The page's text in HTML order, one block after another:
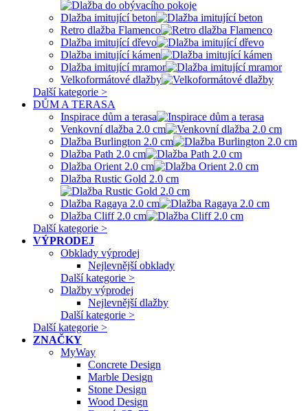
Dlažba imitující beton
Retro dlažba Flamenco
Dlažba imitující dřevo
Dlažba imitující kámen
Dlažba imitující mramor
Velkoformátové dlažby
Další kategorie >
DŮM A TERASA
Inspirace dům a terasa
Venkovní dlažba 2.0 cm
Dlažba Burlington 2.0 cm
Dlažba Path 2.0 cm
Dlažba Orient 2.0 cm
Dlažba Rustic Gold 2.0 cm
Dlažba Ragaya 2.0 cm
Dlažba Cliff 2.0 cm
Další kategorie >
VÝPRODEJ
Obklady výprodej
Nejlevnější obklady
Další kategorie >
Dlažby výprodej
Nejlevnější dlažby
Další kategorie >
Další kategorie >
ZNAČKY
MyWay
Concrete Design
Marble Design
Stone Design
Wood Design